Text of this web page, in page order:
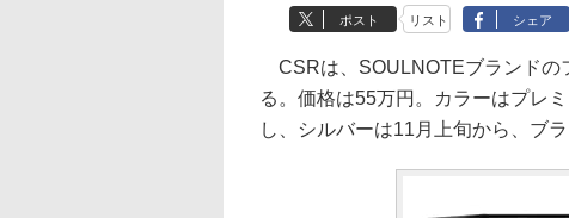
ポスト リスト シェア
CSRは、SOULNOTEブランドの
る。価格は55万円。カラーはプレ
し、シルバーは11月上旬から、ブ